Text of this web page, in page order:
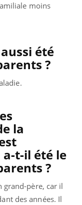
moins
été
?
la
t-il été le
?
grand-père, car il
des années. Il